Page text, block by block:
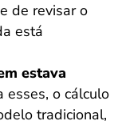
de revisar o
está
estava
esses, o cálculo
tradicional,